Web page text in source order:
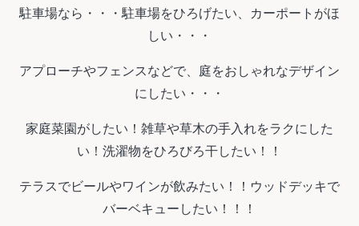
駐車場なら・・・駐車場をひろげたい、カーポートがほ
しい・・・
アプローチやフェンスなどで、庭をおしゃれなデザイン
にしたい・・・
家庭菜園がしたい！雑草や草木の手入れをラクにした
い！洗濯物をひろびろ干したい！！
テラスでビールやワインが飲みたい！！ウッドデッキで
バーベキューしたい！！！